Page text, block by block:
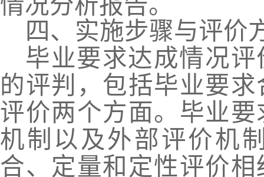
四、实施步骤与评价
毕业要求达成情况
的评判 ， 包括毕业要
评价两个方面。毕业
机制以及外部评价机
合、定量和定性评价